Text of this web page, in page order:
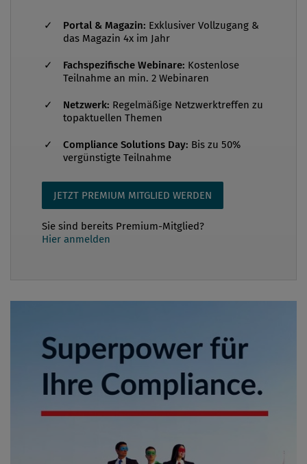
Portal & Magazin: Exklusiver Vollzugang &
das Magazin 4x im Jahr
Fachspezifische Webinare: Kostenlose
Teilnahme an min. 2 Webinaren
Netzwerk: Regelmäßige Netzwerktreffen zu
topaktuellen Themen
Compliance Solutions Day: Bis zu 50%
vergünstigte Teilnahme
JETZT PREMIUM MITGLIED WERDEN
Sie sind bereits Premium-Mitglied?
Hier anmelden